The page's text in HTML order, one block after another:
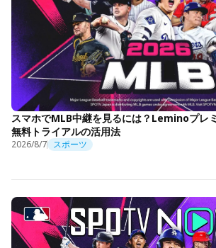
スマホでMLB中継を見るには？Leminoプレ
無料トライアルの活用法
2026/8/7 スポーツ